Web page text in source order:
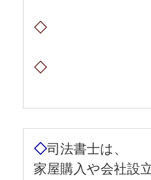
◇
◇
◇司法書士は、
家屋購入や会社設